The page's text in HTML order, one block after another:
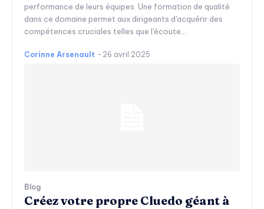
performance de leurs équipes. Une formation de qualité
dans ce domaine permet aux dirigeants d'acquérir des
compétences cruciales telles que l'écoute...
Corinne Arsenault - 26 avril 2025
Blog
Créez votre propre Cluedo géant à